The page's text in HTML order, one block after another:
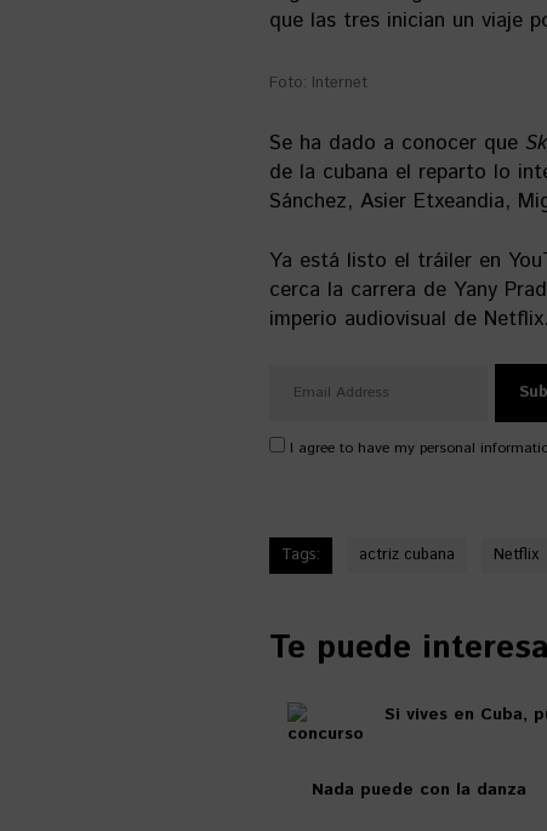
que las tres inician un viaje
Foto: Internet
Se ha dado a conocer que
de la cubana el reparto lo
Sánchez, Asier Etxeandia,
Ya está listo el tráiler en
cerca la carrera de Yany
imperio audiovisual de Netflix.
I agree to have my personal
Tags: actriz cubana Netflix
Te puede
Si vives en Cuba,
Nada puede con la danza